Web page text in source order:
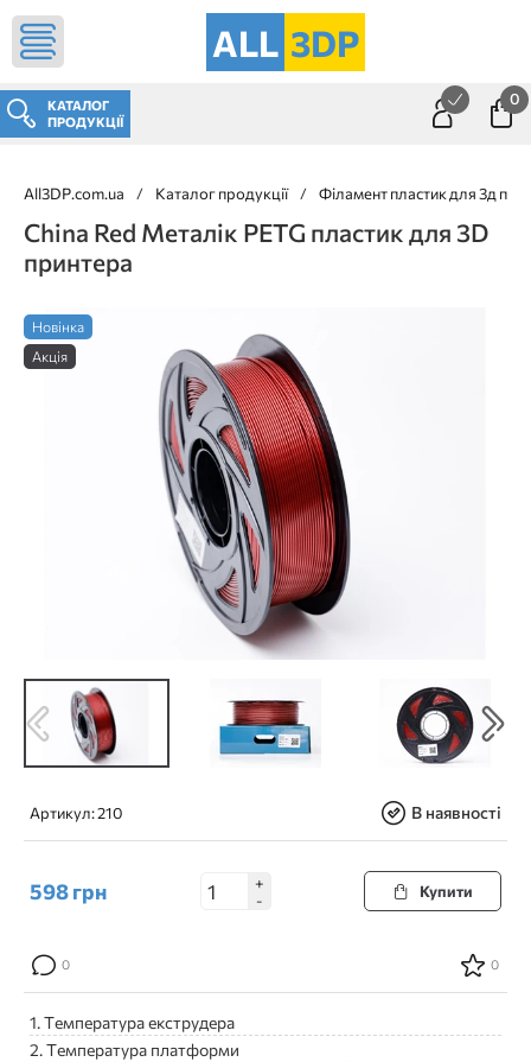
ALL 3DP
КАТАЛОГ
ПРОДУКЦІЇ
0
All3DP.com.ua / Каталог продукції / Філамент пластик для 3д
China Red Металік PETG пластик для 3D
принтера
Новінка
Акція
Артикул:210 В наявності
598грн
+
-
Купити
0 0
1. Температура екструдера
2. Температура платформи